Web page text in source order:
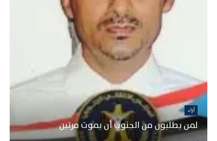
آراء
لمن يطلبون من الجنوب أن يموت مرتين